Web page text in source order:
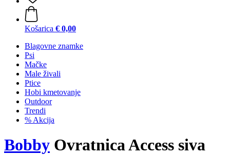
Košarica € 0,00
Blagovne znamke
Psi
Mačke
Male živali
Ptice
Hobi kmetovanje
Outdoor
Trendi
% Akcija
Bobby Ovratnica Access siva